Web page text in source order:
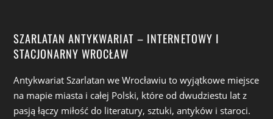
SZARLATAN ANTYKWARIAT – INTERNETOWY I
STACJONARNY WROCŁAW
Antykwariat Szarlatan we Wrocławiu to wyjątkowe miejsce
na mapie miasta i całej Polski, które od dwudziestu lat z
pasją łączy miłość do literatury, sztuki, antyków i staroci.